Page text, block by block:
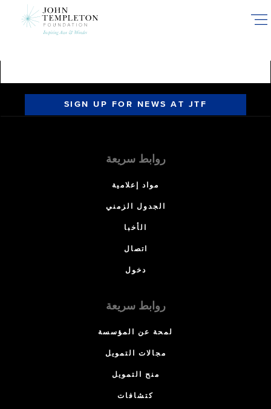
SIGN UP FOR NEWS AT JTF
روابط سريعة
مواد إعلامية
الجدول الزمني
الأخبا
اتصال
دخول
روابط سريعة
لمحة عن المؤسسة
مجالات التمويل
منح التمويل
كتشافات